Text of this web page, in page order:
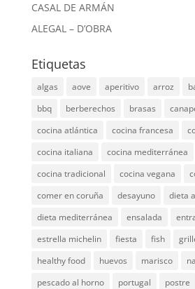
CASAL DE ARMÁN
ALEGAL – D’OBRA
Etiquetas
algas aove aperitivo arroz
bbq
berberechos brasas
cocina atlántica
cocina francesa
cocina italiana
cocina mediterránea
cocina tradicional
cocina vegana
comer en coruña
desayuno
dieta
dieta mediterránea
ensalada
estrella michelin
fiesta fish
healthy food
huevos marisco
pescado al horno
portugal postre